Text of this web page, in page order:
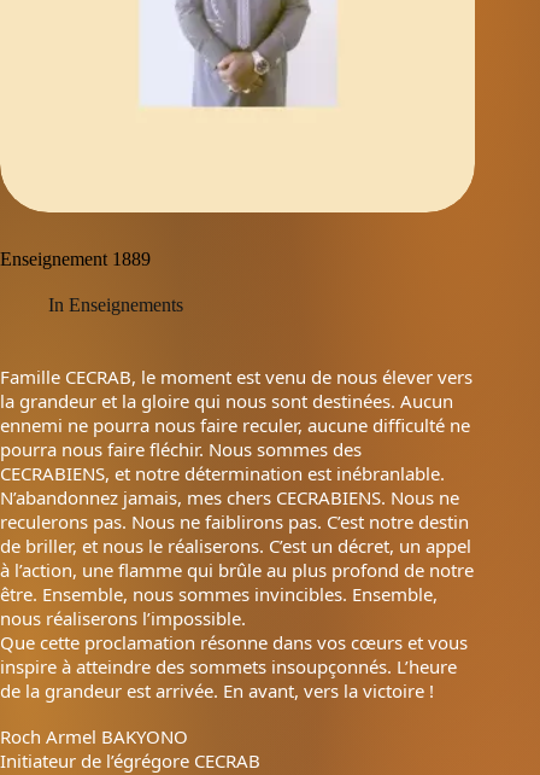
Enseignement 1889
In Enseignements
Famille CECRAB, le moment est venu de nous élever vers
la grandeur et la gloire qui nous sont destinées. Aucun
ennemi ne pourra nous faire reculer, aucune difficulté ne
pourra nous faire fléchir. Nous sommes des
CECRABIENS, et notre détermination est inébranlable.
N’abandonnez jamais, mes chers CECRABIENS. Nous ne
reculerons pas. Nous ne faiblirons pas. C’est notre destin
de briller, et nous le réaliserons. C’est un décret, un appel
à l’action, une flamme qui brûle au plus profond de notre
être. Ensemble, nous sommes invincibles. Ensemble,
nous réaliserons l’impossible.
Que cette proclamation résonne dans vos cœurs et vous
inspire à atteindre des sommets insoupçonnés. L’heure
de la grandeur est arrivée. En avant, vers la victoire !
Roch Armel BAKYONO
Initiateur de l’égrégore CECRAB